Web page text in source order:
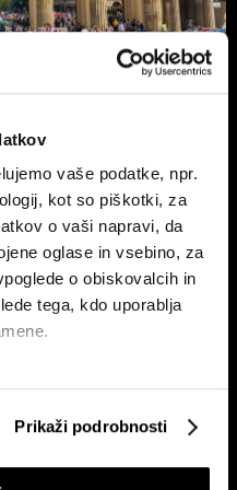
vaše podatke, npr.
kot so piškotki, za
o vaši napravi, da
oglase in vsebino, za
o obiskovalcih in
tega, kdo uporablja
preverjanjem
Prikaži podrobnosti
prepreči le
in Mecklenburg-
ki bodo podale oceno